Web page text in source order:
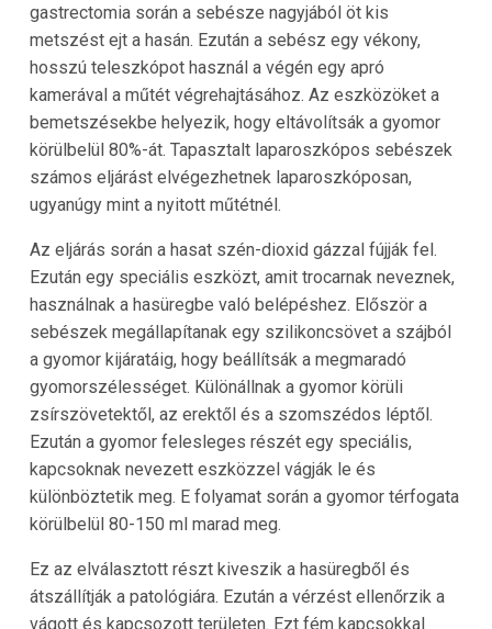
gastrectomia során a sebésze nagyjából öt kis
metszést ejt a hasán. Ezután a sebész egy vékony,
hosszú teleszkópot használ a végén egy apró
kamerával a műtét végrehajtásához. Az eszközöket a
bemetszésekbe helyezik, hogy eltávolítsák a gyomor
körülbelül 80%-át. Tapasztalt laparoszkópos sebészek
számos eljárást elvégezhetnek laparoszkóposan,
ugyanúgy mint a nyitott műtétnél.
Az eljárás során a hasat szén-dioxid gázzal fújják fel.
Ezután egy speciális eszközt, amit trocarnak neveznek,
használnak a hasüregbe való belépéshez. Először a
sebészek megállapítanak egy szilikoncsövet a szájból
a gyomor kijáratáig, hogy beállítsák a megmaradó
gyomorszélességet. Különállnak a gyomor körüli
zsírszövetektől, az erektől és a szomszédos léptől.
Ezután a gyomor felesleges részét egy speciális,
kapcsoknak nevezett eszközzel vágják le és
különböztetik meg. E folyamat során a gyomor térfogata
körülbelül 80-150 ml marad meg.
Ez az elválasztott részt kiveszik a hasüregből és
átszállítják a patológiára. Ezután a vérzést ellenőrzik a
vágott és kapcsozott területen. Ezt fém kapcsokkal